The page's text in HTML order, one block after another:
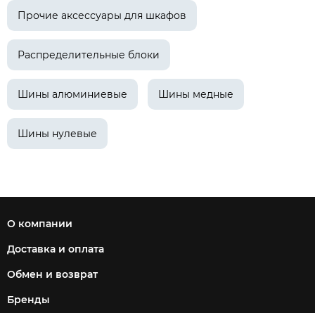
Прочие аксессуары для шкафов
Распределительные блоки
Шины алюминиевые Шины медные
Шины нулевые
О компании
Доставка и оплата
Обмен и возврат
Бренды